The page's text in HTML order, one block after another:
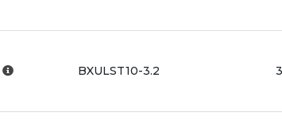
BXULST10-3.2